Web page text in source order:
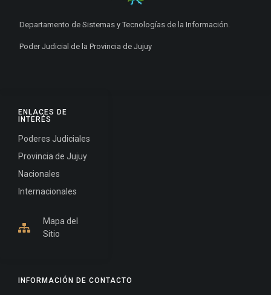
INFORMACIÓN DE CONTACTO
ENLACES DE
INTERÉS
Poderes Judiciales
Provincia de Jujuy
Nacionales
Internacionales
Mapa del
Sitio
Departamento de Sistemas y Tecnologías de la Información.
Poder Judicial de la Provincia de Jujuy